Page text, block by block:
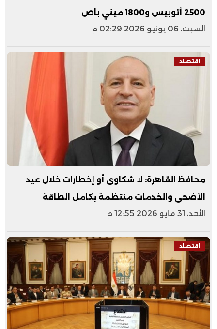
2500 أتوبيس و1800 ميني باص
السبت، 06 يونيو 2026 02:29 م
اقتصاد
محافظ القاهرة: لا شكاوى أو إخطارات خلال عيد
الأضحى والخدمات منتظمة بكامل الطاقة
الأحد، 31 مايو 2026 12:55 م
اقتصاد